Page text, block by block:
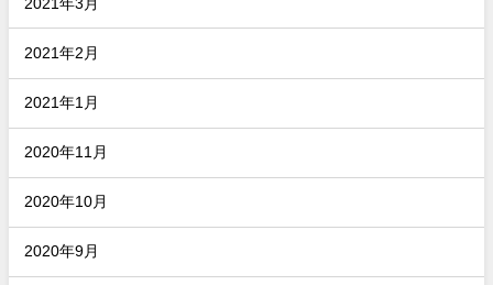
2021年3月
2021年2月
2021年1月
2020年11月
2020年10月
2020年9月